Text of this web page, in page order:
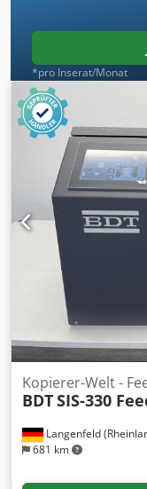
festgehalten. Für
natürlich auch
*pro Inserat/Monat
Langenfeld
681 km
Kopierer-Welt -
BDTSIS-330